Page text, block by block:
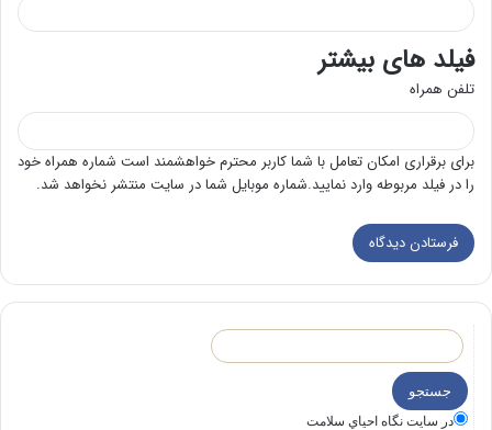
فیلد های بیشتر
تلفن همراه
برای برقراری امکان تعامل با شما کاربر محترم خواهشمند است شماره همراه خود
را در فیلد مربوطه وارد نمایید.شماره موبایل شما در سایت منتشر نخواهد شد.
در سايت نگاه احياي سلامت